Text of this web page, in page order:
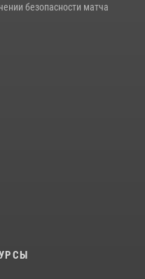
безопасности матча